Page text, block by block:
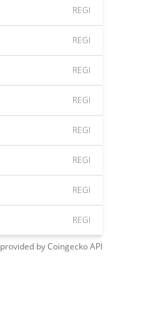
REGI
REGI
REGI
REGI
REGI
REGI
REGI
REGI
byCoingeckoAPI